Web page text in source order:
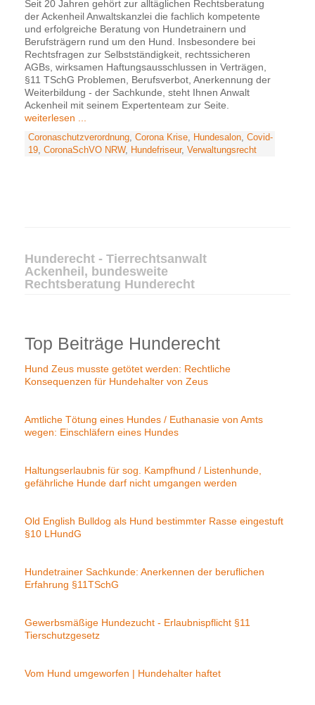
Seit 20 Jahren gehört zur alltäglichen Rechtsberatung
der Ackenheil Anwaltskanzlei die fachlich kompetente
und erfolgreiche Beratung von Hundetrainern und
Berufsträgern rund um den Hund. Insbesondere bei
Rechtsfragen zur Selbstständigkeit, rechtssicheren
AGBs, wirksamen Haftungsausschlussen in Verträgen,
§11 TSchG Problemen, Berufsverbot, Anerkennung der
Weiterbildung - der Sachkunde, steht Ihnen Anwalt
Ackenheil mit seinem Expertenteam zur Seite.
weiterlesen ...
Coronaschutzverordnung, Corona Krise, Hundesalon, Covid-
19, CoronaSchVO NRW, Hundefriseur, Verwaltungsrecht
Hunderecht - Tierrechtsanwalt
Ackenheil, bundesweite
Rechtsberatung Hunderecht
Top Beiträge Hunderecht
Hund Zeus musste getötet werden: Rechtliche
Konsequenzen für Hundehalter von Zeus
Amtliche Tötung eines Hundes / Euthanasie von Amts
wegen: Einschläfern eines Hundes
Haltungserlaubnis für sog. Kampfhund / Listenhunde,
gefährliche Hunde darf nicht umgangen werden
Old English Bulldog als Hund bestimmter Rasse eingestuft
§10 LHundG
Hundetrainer Sachkunde: Anerkennen der beruflichen
Erfahrung §11TSchG
Gewerbsmäßige Hundezucht - Erlaubnispflicht §11
Tierschutzgesetz
Vom Hund umgeworfen | Hundehalter haftet